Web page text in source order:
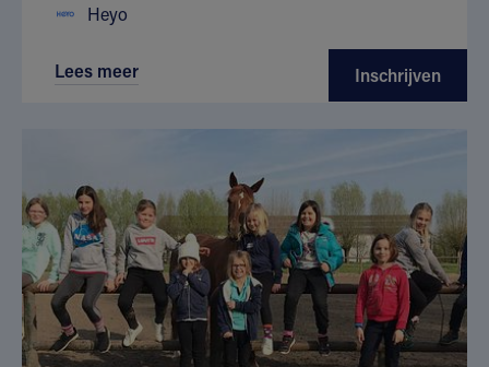
Heyo
Lees meer Inschrijven